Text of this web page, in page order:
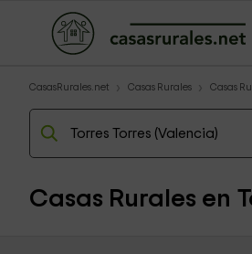
CasasRurales.net Casas Rurales Casas
Casas Rurales en